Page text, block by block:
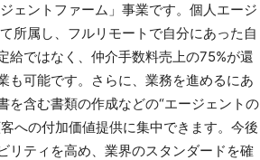
ェントファーム」事業です。個人エージ
所属し、フルリモートで自分にあった自
給ではなく、仲介手数料売上の75%が還
も可能です。さらに、業務を進めるにあ
を含む書類の作成などの“エージェントの
への付加価値提供に集中できます。今後
リティを高め、業界のスタンダードを確